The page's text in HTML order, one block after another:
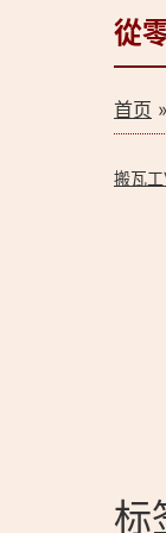
從
首页 »
搬瓦
标